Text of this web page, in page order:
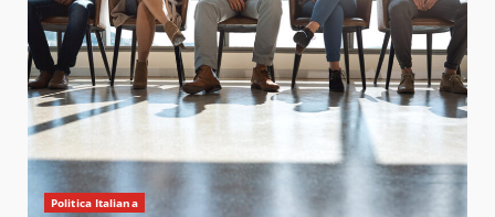
Politica Italiana